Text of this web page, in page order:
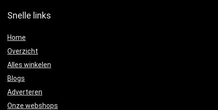
Snelle links
Home
Overzicht
Alles winkelen
Blogs
Adverteren
Onze webshops